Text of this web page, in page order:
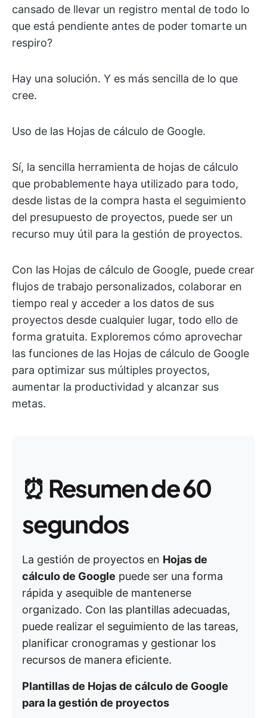
cansado de llevar un registro mental de todo lo
que está pendiente antes de poder tomarte un
respiro?
Hay una solución. Y es más sencilla de lo que
cree.
Uso de las Hojas de cálculo de Google.
Sí, la sencilla herramienta de hojas de cálculo
que probablemente haya utilizado para todo,
desde listas de la compra hasta el seguimiento
del presupuesto de proyectos, puede ser un
recurso muy útil para la gestión de proyectos.
Con las Hojas de cálculo de Google, puede crear
flujos de trabajo personalizados, colaborar en
tiempo real y acceder a los datos de sus
proyectos desde cualquier lugar, todo ello de
forma gratuita. Exploremos cómo aprovechar
las funciones de las Hojas de cálculo de Google
para optimizar sus múltiples proyectos,
aumentar la productividad y alcanzar sus
metas.
⏰ Resumen de 60
segundos
La gestión de proyectos en Hojas de
cálculo de Google puede ser una forma
rápida y asequible de mantenerse
organizado. Con las plantillas adecuadas,
puede realizar el seguimiento de las tareas,
planificar cronogramas y gestionar los
recursos de manera eficiente.
Plantillas de Hojas de cálculo de Google
para la gestión de proyectos